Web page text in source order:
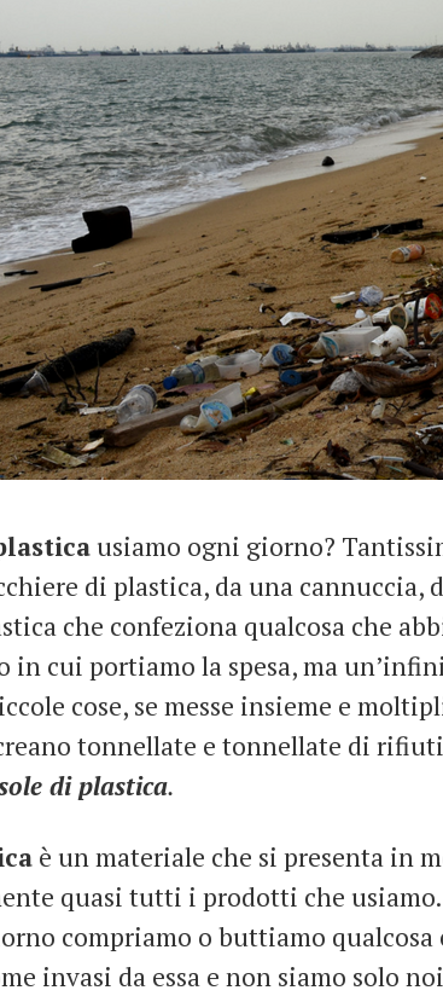
usiamo ogni giorno?
di plastica, da una
che confeziona qualcosa che
in cui portiamo la spesa, ma
cose, se messe insieme e
tonnellate e tonnellate di
di plastica.
è un materiale che si presenta in
quasi tutti i prodotti che
compriamo o buttiamo
invasi da essa e non siamo solo